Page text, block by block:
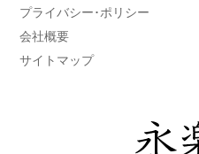
プライバシー･ポリシー
会社概要
サイトマップ